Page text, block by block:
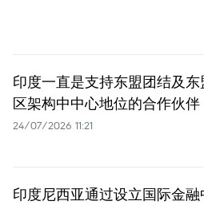
印度一直是支持东盟团结及
区架构中中心地位的合作伙伴
24/07/2026 11:21
印度尼西亚通过设立国际金